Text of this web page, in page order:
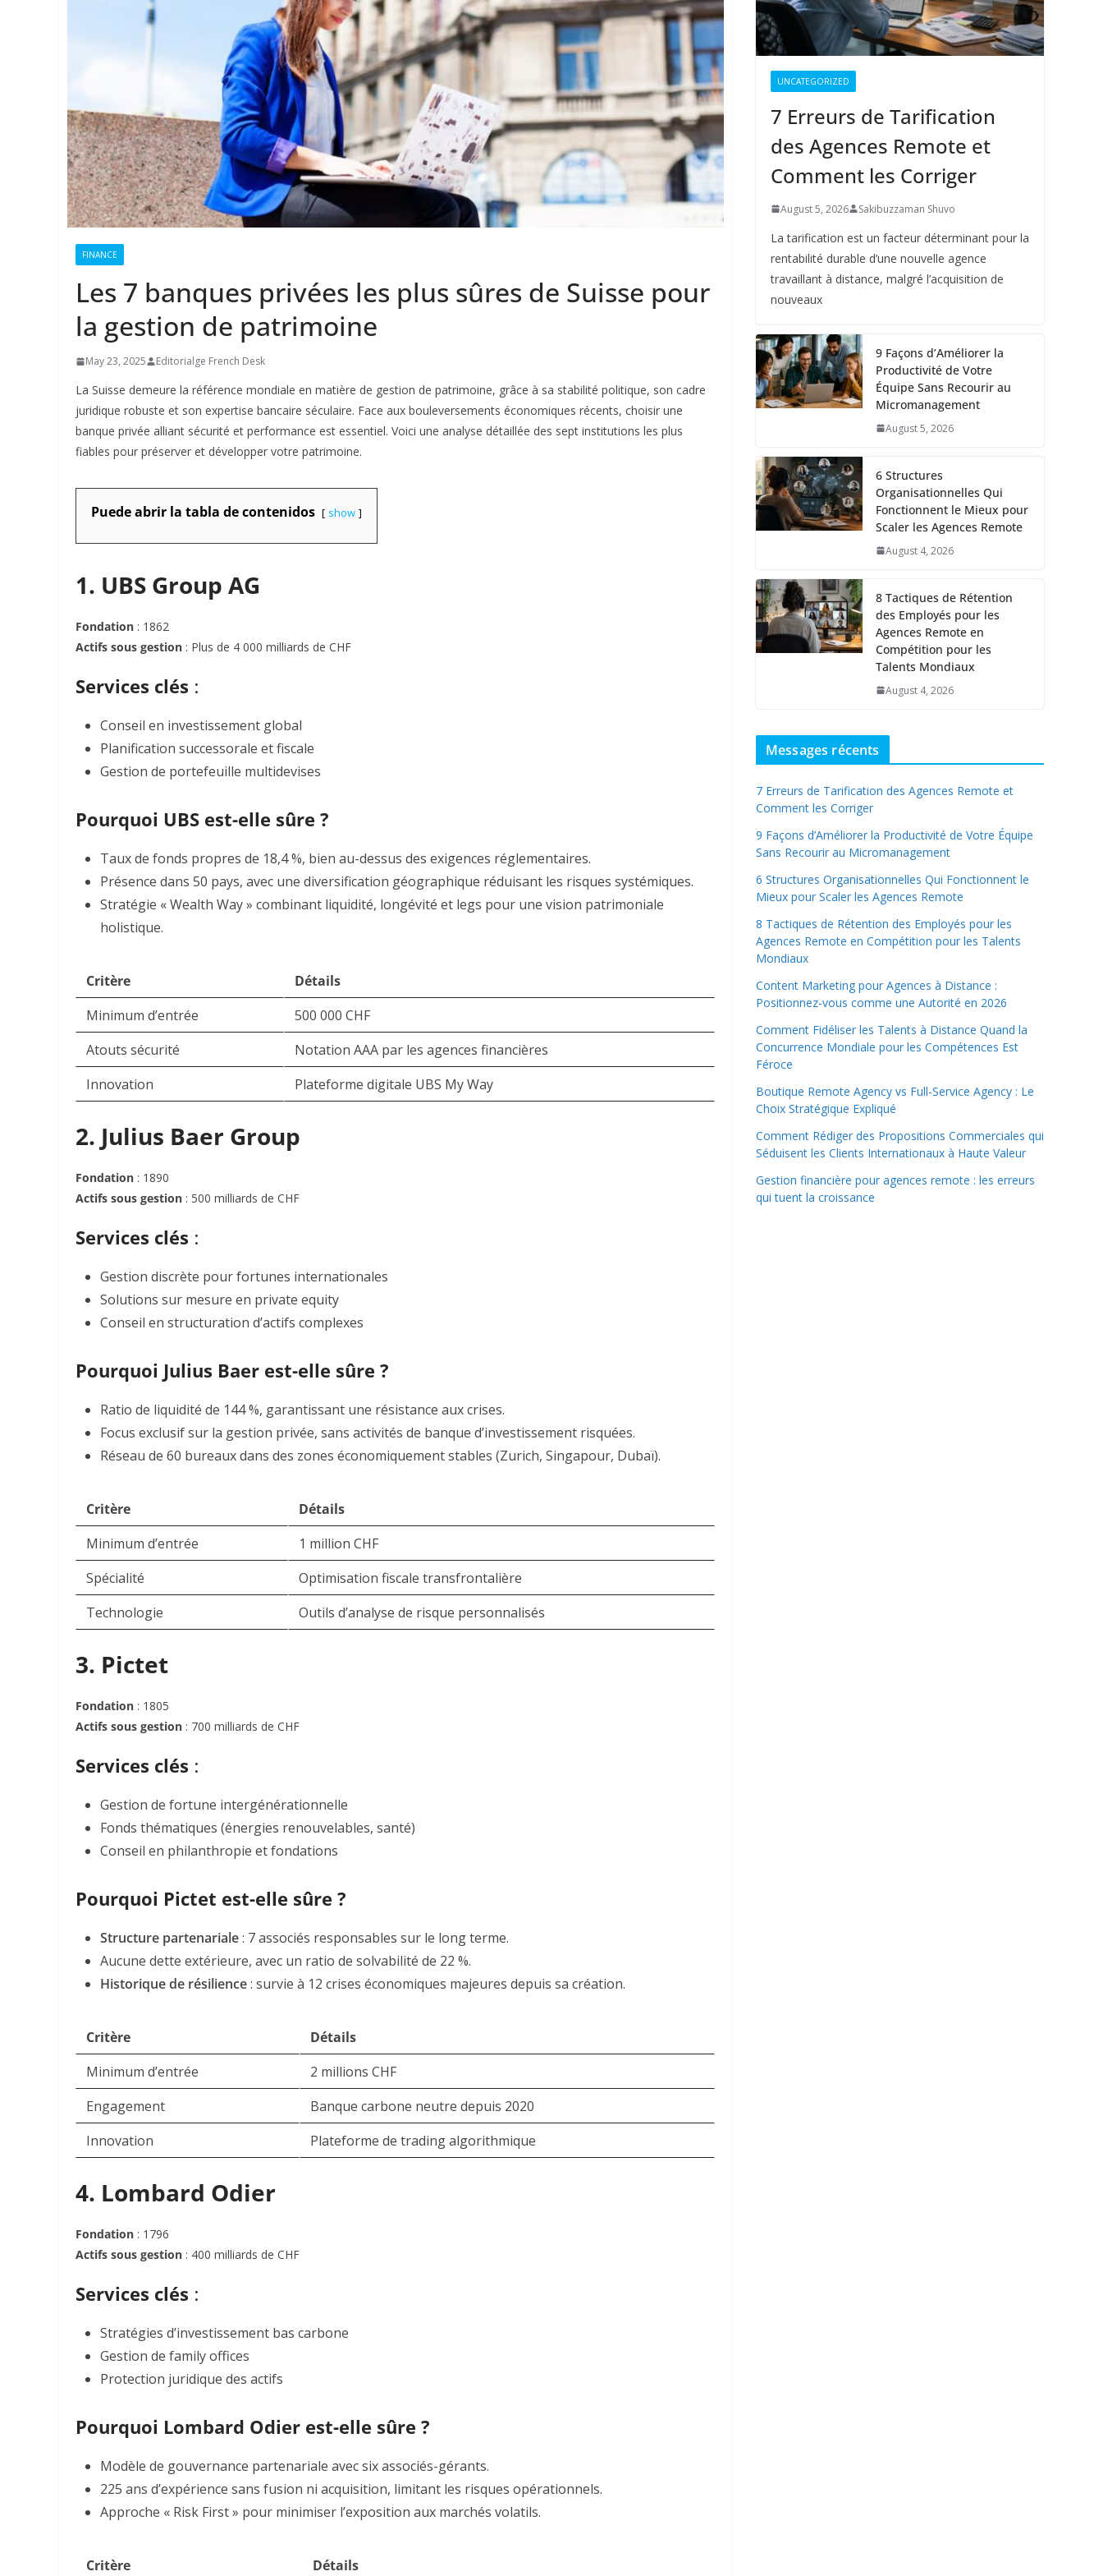
FINANCE
Les 7 banques privées les plus sûres de Suisse pour
la gestion de patrimoine
May 23, 2025 Editorialge French Desk
La Suisse demeure la référence mondiale en matière de gestion de patrimoine, grâce à sa stabilité politique, son cadre
juridique robuste et son expertise bancaire séculaire. Face aux bouleversements économiques récents, choisir une
banque privée alliant sécurité et performance est essentiel. Voici une analyse détaillée des sept institutions les plus
fiables pour préserver et développer votre patrimoine.
Puede abrir la tabla de contenidos show
1. UBS Group AG
Fondation : 1862
Actifs sous gestion : Plus de 4 000 milliards de CHF
Services clés :
Conseil en investissement global
Planification successorale et fiscale
Gestion de portefeuille multidevises
Pourquoi UBS est-elle sûre ?
Taux de fonds propres de 18,4 %, bien au-dessus des exigences réglementaires.
Présence dans 50 pays, avec une diversification géographique réduisant les risques systémiques.
Stratégie « Wealth Way » combinant liquidité, longévité et legs pour une vision patrimoniale
holistique.
Critère
Détails
Minimum d’entrée
500 000 CHF
Atouts sécurité
Notation AAA par les agences financières
Innovation
Plateforme digitale UBS My Way
2. Julius Baer Group
Fondation : 1890
Actifs sous gestion : 500 milliards de CHF
Services clés :
Gestion discrète pour fortunes internationales
Solutions sur mesure en private equity
Conseil en structuration d’actifs complexes
Pourquoi Julius Baer est-elle sûre ?
Ratio de liquidité de 144 %, garantissant une résistance aux crises.
Focus exclusif sur la gestion privée, sans activités de banque d’investissement risquées.
Réseau de 60 bureaux dans des zones économiquement stables (Zurich, Singapour, Dubaï).
Critère
Détails
Minimum d’entrée
1 million CHF
Spécialité
Optimisation fiscale transfrontalière
Technologie
Outils d’analyse de risque personnalisés
3. Pictet
Fondation : 1805
Actifs sous gestion : 700 milliards de CHF
Services clés :
Gestion de fortune intergénérationnelle
Fonds thématiques (énergies renouvelables, santé)
Conseil en philanthropie et fondations
Pourquoi Pictet est-elle sûre ?
Structure partenariale: 7 associés responsables sur le long terme.
Aucune dette extérieure, avec un ratio de solvabilité de 22 %.
Historique de résilience: survie à 12 crises économiques majeures depuis sa création.
Critère
Détails
Minimum d’entrée
2 millions CHF
Engagement
Banque carbone neutre depuis 2020
Innovation
Plateforme de trading algorithmique
4. Lombard Odier
Fondation : 1796
Actifs sous gestion : 400 milliards de CHF
Services clés :
Stratégies d’investissement bas carbone
Gestion de family offices
Protection juridique des actifs
Pourquoi Lombard Odier est-elle sûre ?
Modèle de gouvernance partenariale avec six associés-gérants.
225 ans d’expérience sans fusion ni acquisition, limitant les risques opérationnels.
Approche « Risk First » pour minimiser l’exposition aux marchés volatils.
Critère Détails
UNCATEGORIZED
7 Erreurs de Tarification
des Agences Remote et
Comment les Corriger
August 5, 2026 Sakibuzzaman Shuvo
La tarification est un facteur déterminant pour la
rentabilité durable d’une nouvelle agence
travaillant à distance, malgré l’acquisition de
nouveaux
9 Façons d’Améliorer la
Productivité de Votre
Équipe Sans Recourir au
Micromanagement
August 5, 2026
6 Structures
Organisationnelles Qui
Fonctionnent le Mieux pour
Scaler les Agences Remote
August 4, 2026
8 Tactiques de Rétention
des Employés pour les
Agences Remote en
Compétition pour les
Talents Mondiaux
August 4, 2026
Messages récents
7 Erreurs de Tarification des Agences Remote et
Comment les Corriger
9 Façons d’Améliorer la Productivité de Votre Équipe
Sans Recourir au Micromanagement
6 Structures Organisationnelles Qui Fonctionnent le
Mieux pour Scaler les Agences Remote
8 Tactiques de Rétention des Employés pour les
Agences Remote en Compétition pour les Talents
Mondiaux
Content Marketing pour Agences à Distance :
Positionnez-vous comme une Autorité en 2026
Comment Fidéliser les Talents à Distance Quand la
Concurrence Mondiale pour les Compétences Est
Féroce
Boutique Remote Agency vs Full-Service Agency : Le
Choix Stratégique Expliqué
Comment Rédiger des Propositions Commerciales qui
Séduisent les Clients Internationaux à Haute Valeur
Gestion financière pour agences remote : les erreurs
qui tuent la croissance